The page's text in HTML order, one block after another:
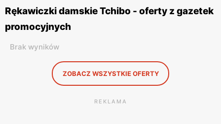
Rękawiczki damskie Tchibo - oferty z gazetek
promocyjnych
Brak wyników
ZOBACZ WSZYSTKIE OFERTY
REKLAMA